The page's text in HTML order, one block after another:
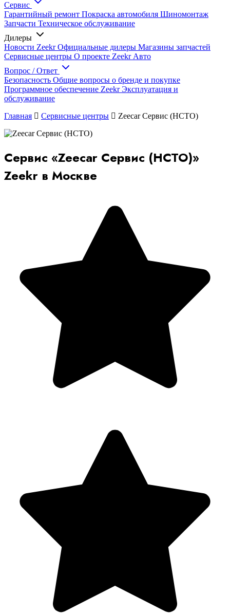
Сервис
Гарантийный ремонт Покраска автомобиля Шиномонтаж
Запчасти Техническое обслуживание
Дилеры
Новости ZeekrОфициальные дилеры Магазины запчастей
Сервисные центры О проекте Zeekr Авто
Вопрос / Ответ
Безопасность Общие вопросы о бренде и покупке
Программное обеспечение ZeekrЭксплуатация и
обслуживание
Главная
Сервисные центры Zeecar Сервис (НСТО)
Сервис «Zeecar Сервис (НСТО)»
Zeekr в Москве